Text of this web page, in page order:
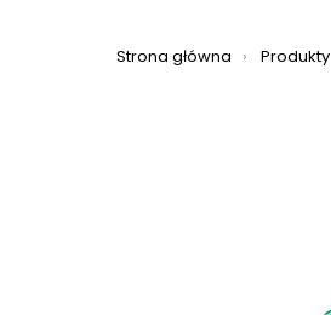
Jesteś tutaj:
Strona główna Produkty